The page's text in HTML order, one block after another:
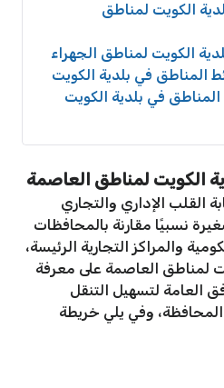
الكويت لمناطق
الكويت لمناطق الجهراء
المناطق في بلدية الكويت
في بلدية الكويت
الكويت لمناطق العاصمة
القلب الإداري والتجاري
نسبيًا مقارنة بالمحافظات
والمراكز التجارية الرئيسة،
لمناطق العاصمة على معرفة
العامة لتسهيل التنقل
وفي يلي خريطة